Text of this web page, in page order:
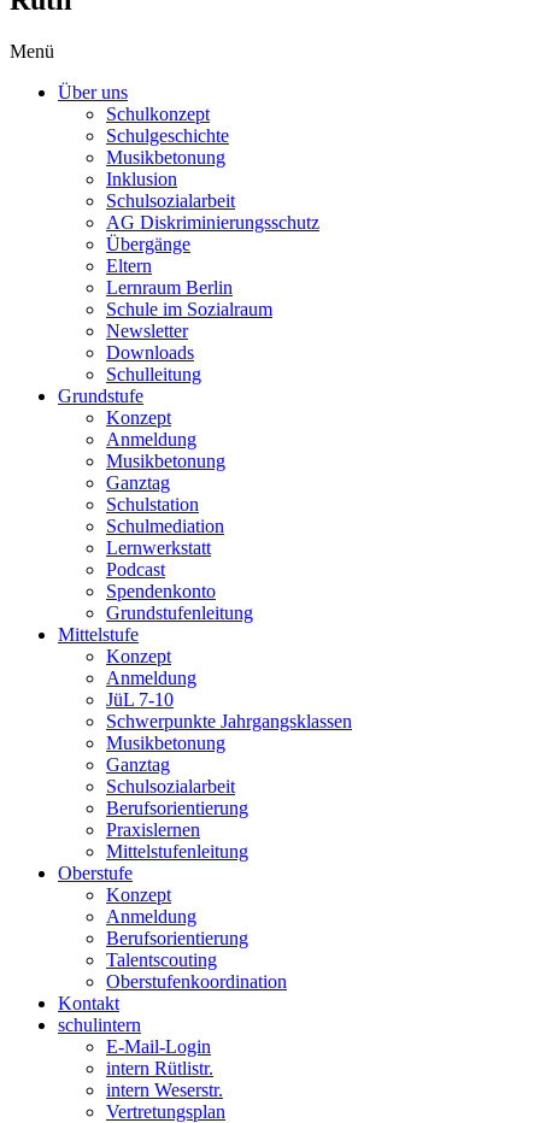
Menü
Über uns
Schulkonzept
Schulgeschichte
Musikbetonung
Inklusion
Schulsozialarbeit
AG Diskriminierungsschutz
Übergänge
Eltern
Lernraum Berlin
Schule im Sozialraum
Newsletter
Downloads
Schulleitung
Grundstufe
Konzept
Anmeldung
Musikbetonung
Ganztag
Schulstation
Schulmediation
Lernwerkstatt
Podcast
Spendenkonto
Grundstufenleitung
Mittelstufe
Konzept
Anmeldung
JüL 7-10
Schwerpunkte Jahrgangsklassen
Musikbetonung
Ganztag
Schulsozialarbeit
Berufsorientierung
Praxislernen
Mittelstufenleitung
Oberstufe
Konzept
Anmeldung
Berufsorientierung
Talentscouting
Oberstufenkoordination
Kontakt
schulintern
E-Mail-Login
intern Rütlistr.
intern Weserstr.
Vertretungsplan